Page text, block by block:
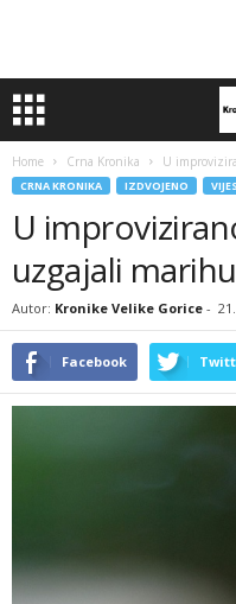
Home Crna Kronika U
CRNA KRONIKA IZDVOJENO
U
uzgajali
Autor: Kronike Velike Gorice -
Facebook